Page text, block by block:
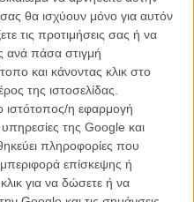
θα ισχύουν μόνο για αυτόν
τις προτιμήσεις σας ή να
ανά πάσα στιγμή
και κάνοντας κλικ στο
της ιστοσελίδας.
ιστότοπος/η εφαρμογή
της Google και
πληροφορίες που
επίσκεψης ή
για να δώσετε ή να
και άλλους φανατικούς
Γουεϊντρόπ έρχεται μόλις
αποχώρηση του Μπουαγιέ
διευθυντή της
από όσα λέει ο ίδιος,
τις επιλογές του
των Σκηνοθετών» ήταν